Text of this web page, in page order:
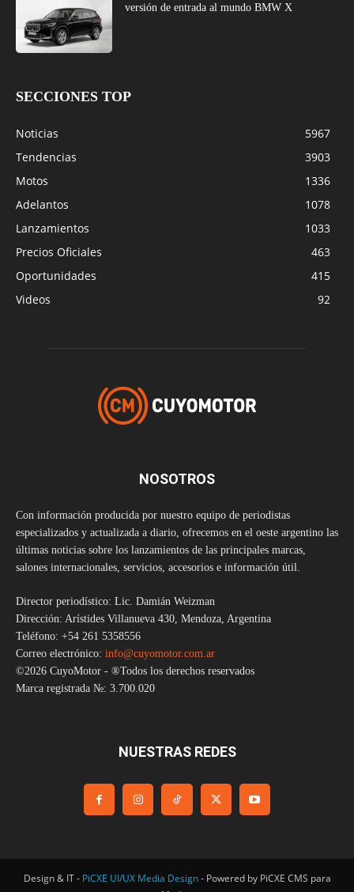
versión de entrada al mundo BMW X
SECCIONES TOP
Noticias
5967
Tendencias
3903
Motos
1336
Adelantos
1078
Lanzamientos
1033
Precios Oficiales
463
Oportunidades
415
Videos
92
NOSOTROS
Con información producida por nuestro equipo de periodistas
especializados y actualizada a diario, ofrecemos en el oeste argentino las
últimas noticias sobre los lanzamientos de las principales marcas,
salones internacionales, servicios, accesorios e información útil.
Director periodístico: Lic. Damián Weizman
Dirección: Arístides Villanueva 430, Mendoza, Argentina
Teléfono: +54 261 5358556
Correo electrónico: info@cuyomotor.com.ar
©2026 CuyoMotor - ®Todos los derechos reservados
Marca registrada №: 3.700.020
NUESTRAS REDES
Design & IT - PiCXE UI/UX Media Design- Powered by PiCXE CMS para